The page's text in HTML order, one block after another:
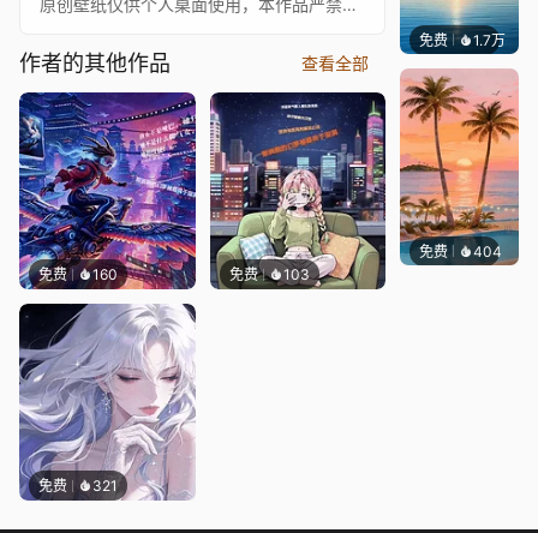
作者的其他作品 查看全部
免费 160 免费 103
免费 321
免费 1.7万Ruth
免费 404渔小小